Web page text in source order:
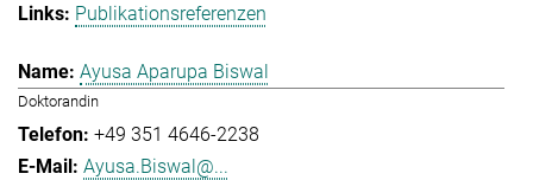
Publikationsreferenzen
Ayusa Aparupa Biswal
Doktorandin
+49 351 4646-2238
Ayusa.Biswal@...